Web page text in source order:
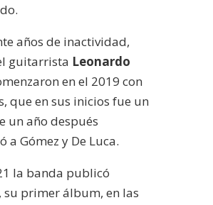
años de inactividad,
guitarrista Leonardo
en el 2019 con
que en sus inicios fue un
un año después
a Gómez y De Luca.
la banda publicó
su primer álbum, en las